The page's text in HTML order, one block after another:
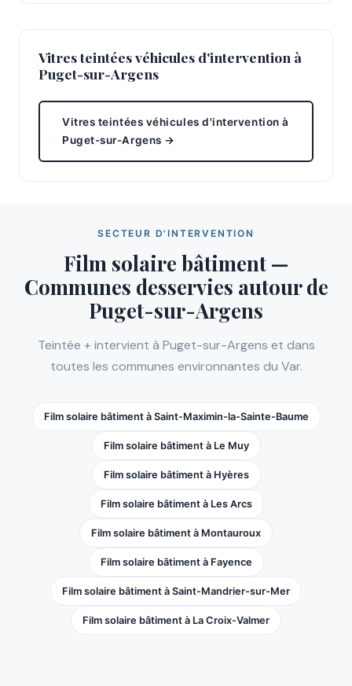
Vitres teintées véhicules d'intervention à
Puget-sur-Argens
Vitres teintées véhicules d'intervention à
Puget-sur-Argens →
SECTEUR D'INTERVENTION
Film solaire bâtiment —
Communes desservies autour de
Puget-sur-Argens
Teintée + intervient à Puget-sur-Argens et dans
toutes les communes environnantes du Var.
Film solaire bâtiment à Saint-Maximin-la-Sainte-Baume
Film solaire bâtiment à Le Muy
Film solaire bâtiment à Hyères
Film solaire bâtiment à Les Arcs
Film solaire bâtiment à Montauroux
Film solaire bâtiment à Fayence
Film solaire bâtiment à Saint-Mandrier-sur-Mer
Film solaire bâtiment à La Croix-Valmer